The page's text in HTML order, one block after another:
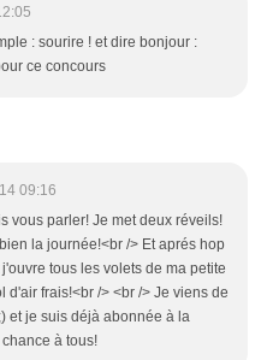
: sourire ! et dire bonjour :
ce concours
09:16
vous parler! Je met deux réveils!
la journée!<br /> Et aprés hop
tous les volets de ma petite
frais!<br /> <br /> Je viens de
et je suis déjà abonnée à la
à tous!